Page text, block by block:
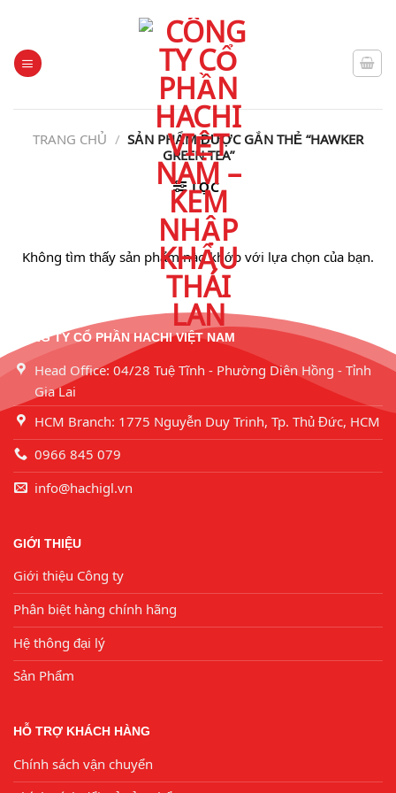
nội
dung
TRANG CHỦ / SẢN PHẨM ĐƯỢC GẮN THẺ “HAWKER
GREEN TEA”
LỌC
Không tìm thấy sản phẩm nào khớp với lựa chọn của bạn.
CÔNG TY CỔ PHẦN HACHI VIỆT NAM
Head Office: 04/28 Tuệ Tĩnh - Phường Diên Hồng - Tỉnh
Gia Lai
HCM Branch: 1775 Nguyễn Duy Trinh, Tp. Thủ Đức, HCM
0966 845 079
info@hachigl.vn
GIỚI THIỆU
Giới thiệu Công ty
Phân biệt hàng chính hãng
Hệ thông đại lý
Sản Phẩm
HỖ TRỢ KHÁCH HÀNG
Chính sách vận chuyển